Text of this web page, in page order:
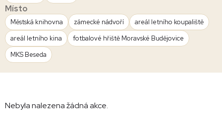
Místo
Městská knihovna zámecké nádvoří
areál letního koupaliště
areál letního kina
fotbalové hřiště Moravské Budějovice
MKS Beseda
Nebyla nalezena žádná akce.